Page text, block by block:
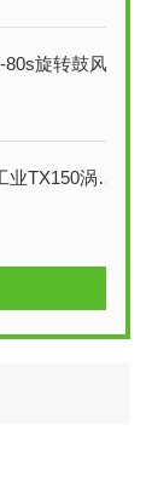
风机技术详解
机技术深度解析